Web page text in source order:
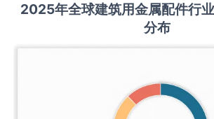
2025年全球建筑用金属配件行
分布